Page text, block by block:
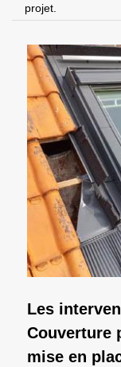
projet.
Les
Couverture
mise en